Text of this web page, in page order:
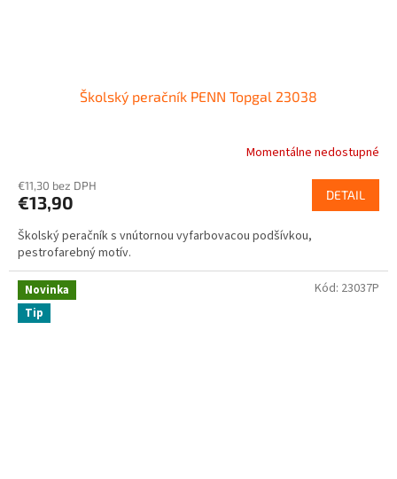
Školský peračník PENN Topgal 23038
Momentálne nedostupné
€11,30 bez DPH
€13,90 DETAIL
Školský peračník s vnútornou vyfarbovacou podšívkou,
pestrofarebný motív.
Novinka
Tip
Kód: 23037P